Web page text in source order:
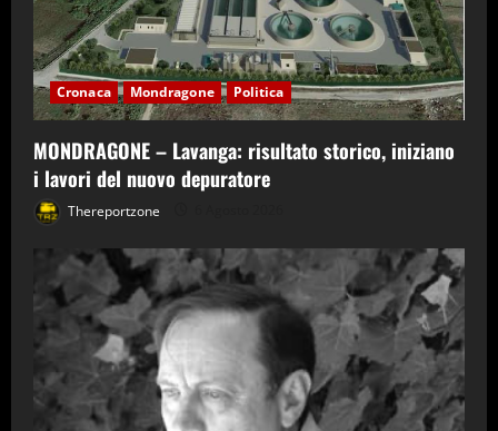
Cronaca Mondragone Politica
MONDRAGONE – Lavanga: risultato storico, iniziano
i lavori del nuovo depuratore
Thereportzone